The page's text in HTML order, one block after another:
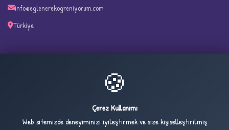
info@eglenerekogreniyorum.com
Türkiye
2,734 1,024,716
🍪
Çerez Kullanımı
Web sitemizde deneyiminizi iyileştirmek ve size kişiselleştirilmiş